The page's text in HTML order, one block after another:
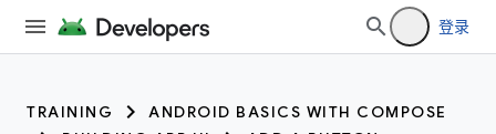
登录
TRAINING
ANDROID BASICS WITH COMPOSE